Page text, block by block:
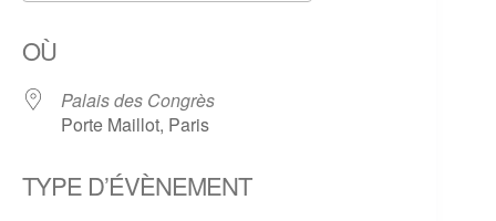
OÙ
Palais des Congrès
Porte Maillot, Paris
TYPE D’ÉVÈNEMENT